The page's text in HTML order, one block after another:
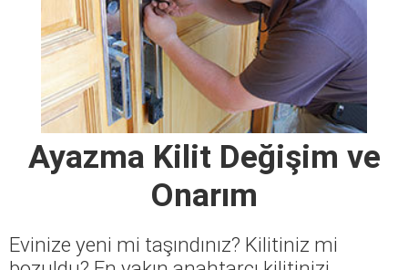
Ayazma Kilit Değişim ve
Onarım
Evinize yeni mi taşındınız? Kilitiniz mi